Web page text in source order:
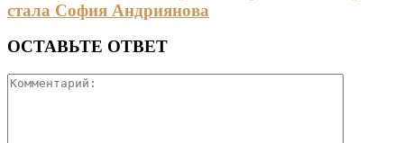
стала София Андриянова
ОСТАВЬТЕ ОТВЕТ